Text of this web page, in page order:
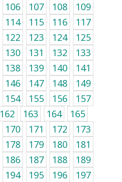
106 107 108
109
114 115 116
117
122 123 124
125
130 131 132
133
138 139 140
141
146 147 148
149
154 155 156
157
162 163 164
165
170 171 172
173
178 179 180
181
186 187 188
189
194 195 196
197